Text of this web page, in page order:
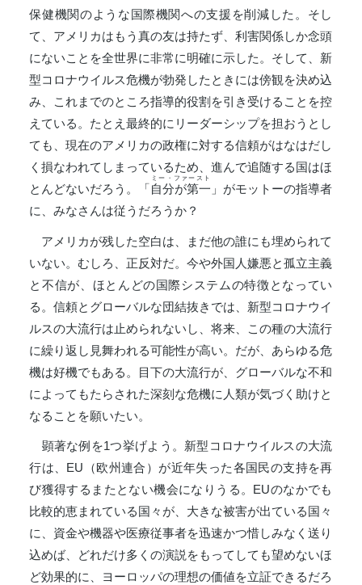
保健機関のような国際機関への支援を削減した。そし
て、アメリカはもう真の友は持たず、利害関係しか念頭
にないことを全世界に非常に明確に示した。そして、新
型コロナウイルス危機が勃発したときには傍観を決め込
み、これまでのところ指導的役割を引き受けることを控
えている。たとえ最終的にリーダーシップを担おうとし
ても、現在のアメリカの政権に対する信頼がはなはだし
く損なわれてしまっているため、進んで追随する国はほ
とんどないだろう。「自分が第一
ミー・ファースト
」がモットーの指導者
に、みなさんは従うだろうか？
アメリカが残した空白は、まだ他の誰にも埋められて
いない。むしろ、正反対だ。今や外国人嫌悪と孤立主義
と不信が、ほとんどの国際システムの特徴となってい
る。信頼とグローバルな団結抜きでは、新型コロナウイ
ルスの大流行は止められないし、将来、この種の大流行
に繰り返し見舞われる可能性が高い。だが、あらゆる危
機は好機でもある。目下の大流行が、グローバルな不和
によってもたらされた深刻な危機に人類が気づく助けと
なることを願いたい。
顕著な例を1つ挙げよう。新型コロナウイルスの大流
行は、EU（欧州連合）が近年失った各国民の支持を再
び獲得するまたとない機会になりうる。EUのなかでも
比較的恵まれている国々が、大きな被害が出ている国々
に、資金や機器や医療従事者を迅速かつ惜しみなく送り
込めば、どれだけ多くの演説をもってしても望めないほ
ど効果的に、ヨーロッパの理想の価値を立証できるだろ